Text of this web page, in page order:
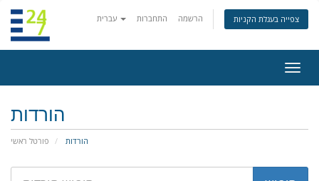
התחברות הרשמה צפייה בעגלת הקניות
ניווט
הורדות
פורטל ראשי הורדות